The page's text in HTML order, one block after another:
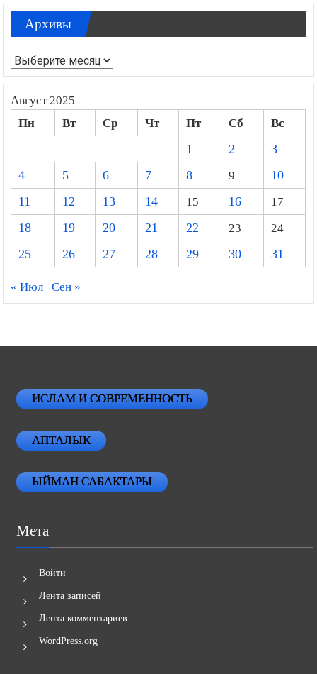
Архивы
Архивы
Август 2025
Пн Вт Ср Чт Пт Сб
Вс
1
2
3
4
5 6 7 8 9
10
11
12 13 14 15 16
17
18
19 20 21 22 23
24
25
26 27 28 29 30 31
« Июл Сен »
ИСЛАМ И СОВРЕМЕННОСТЬ
АПТАЛЫК
ЫЙМАН САБАКТАРЫ
Мета
Войти
Лента записей
Лента комментариев
WordPress.org